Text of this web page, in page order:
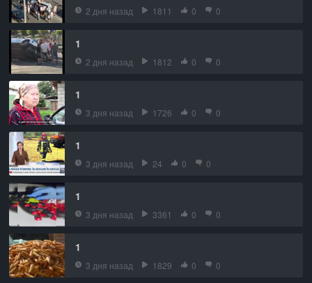
2 дня назад 1811 0 0
1
2 дня назад 1812 0 0
1
3 дня назад 1726 0 0
1
3 дня назад 24 0 0
1
3 дня назад 3361 0 0
1
3 дня назад 1829 0 0